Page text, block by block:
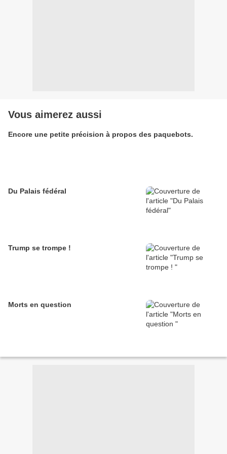
Vous aimerez aussi
Encore une petite précision à propos des paquebots.
Du Palais fédéral
Trump se trompe !
Morts en question